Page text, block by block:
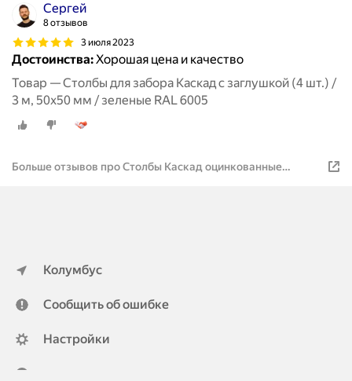
Сергей
8 отзывов
3 июля 2023
Достоинства:Хорошая цена и качество
Товар — Столбы для забора Каскад с заглушкой (4 шт.) /
3 м, 50х50 мм / зеленые RAL 6005
Больше отзывов про Столбы Каскад оцинкованные
Колумбус
Сообщить об ошибке
Настройки